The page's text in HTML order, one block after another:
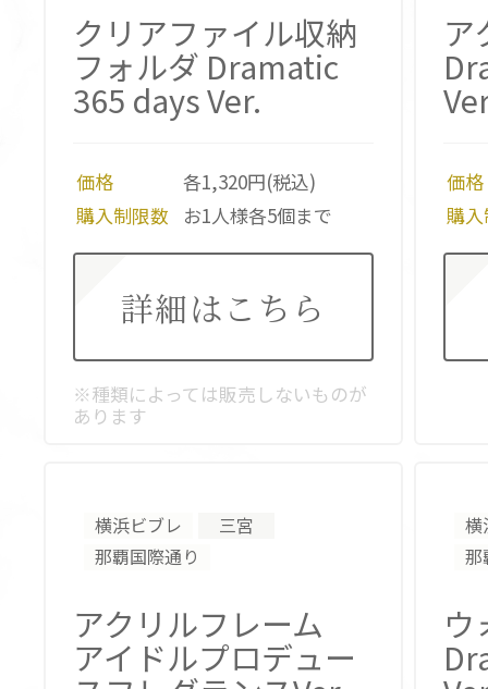
クリアファイル収納
フォルダ Dramatic
365 days Ver.
価格
各1,320円(税込)
購入制限数
お1人様各5個まで
詳細はこちら
※種類によっては販売しないものが
あります
ア
価格
購
横浜ビブレ
三宮
那覇国際通り
アクリルフレーム
アイドルプロデュー
横
那
ウ